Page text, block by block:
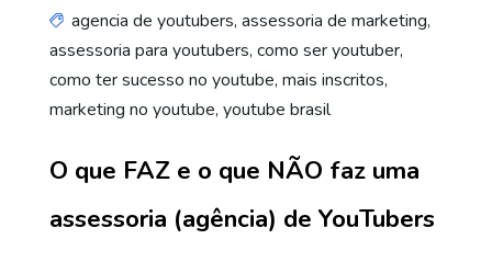
agencia de youtubers, assessoria de marketing,
assessoria para youtubers, como ser youtuber,
como ter sucesso no youtube, mais inscritos,
marketing no youtube, youtube brasil
O que FAZ e o que NÃO faz uma
assessoria (agência) de YouTubers